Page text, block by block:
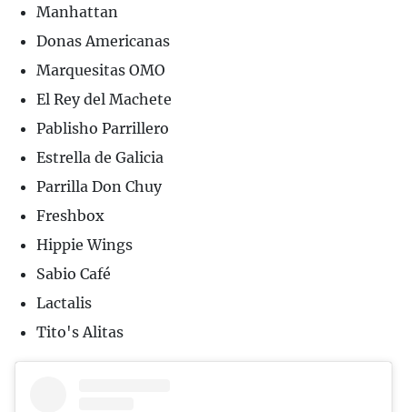
Manhattan
Donas Americanas
Marquesitas OMO
El Rey del Machete
Pablisho Parrillero
Estrella de Galicia
Parrilla Don Chuy
Freshbox
Hippie Wings
Sabio Café
Lactalis
Tito's Alitas